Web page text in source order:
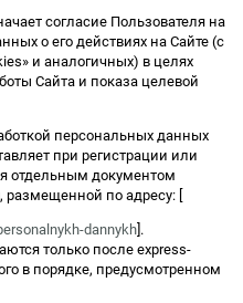
согласие Пользователя на
о его действиях на Сайте (с
и аналогичных) в целях
Сайта и показа целевой
персональных данных
при регистрации или
отдельным документом
, размещенной по адресу: [
dannykh ].
только после express-
в порядке, предусмотренном